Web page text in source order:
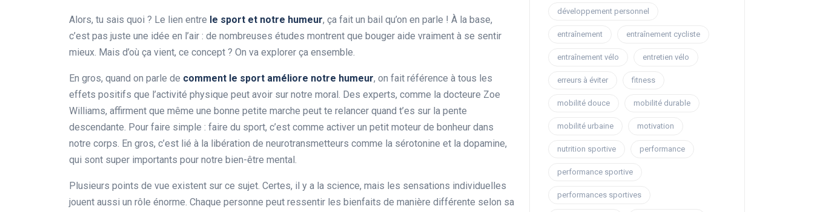
Alors, tu sais quoi ? Le lien entre le sport et notre humeur, ça fait un bail qu’on en parle ! À la base,
c’est pas juste une idée en l’air : de nombreuses études montrent que bouger aide vraiment à se sentir
mieux. Mais d’où ça vient, ce concept ? On va explorer ça ensemble.
En gros, quand on parle de comment le sport améliore notre humeur, on fait référence à tous les
effets positifs que l’activité physique peut avoir sur notre moral. Des experts, comme la docteure Zoe
Williams, affirment que même une bonne petite marche peut te relancer quand t’es sur la pente
descendante. Pour faire simple : faire du sport, c’est comme activer un petit moteur de bonheur dans
notre corps. En gros, c’est lié à la libération de neurotransmetteurs comme la sérotonine et la dopamine,
qui sont super importants pour notre bien-être mental.
Plusieurs points de vue existent sur ce sujet. Certes, il y a la science, mais les sensations individuelles
jouent aussi un rôle énorme. Chaque personne peut ressentir les bienfaits de manière différente selon sa
développement personnel
entraînement entraînement cycliste
entraînement vélo entretien vélo
erreurs à éviter fitness
mobilité douce mobilité durable
mobilité urbaine motivation
nutrition sportive performance
performance sportive
performances sportives